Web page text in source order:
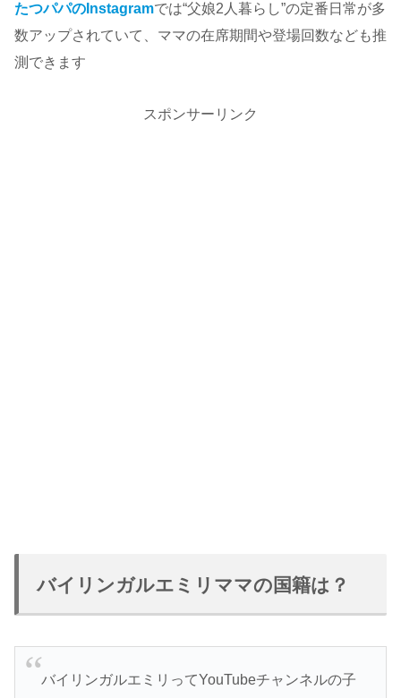
たつパパのInstagramでは“父娘2人暮らし”の定番日常が多
数アップされていて、ママの在席期間や登場回数なども推
測できます
スポンサーリンク
バイリンガルエミリママの国籍は？
バイリンガルエミリってYouTubeチャンネルの子